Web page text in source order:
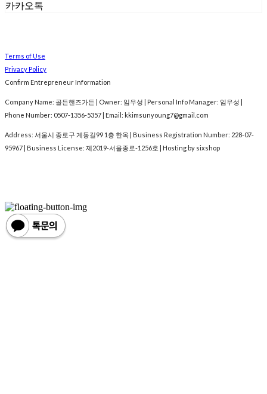
카카오톡
Terms of Use
Privacy Policy
Confirm Entrepreneur Information
Company Name: 골든핸즈가든 | Owner: 임우성 | Personal Info Manager: 임우성 |
Phone Number: 0507-1356-5357 | Email: kkimsunyoung7@gmail.com
Address: 서울시 종로구 계동길99 1층 한옥 | Business Registration Number: 228-07-
95967 | Business License: 제2019-서울종로-1256호 | Hosting by sixshop